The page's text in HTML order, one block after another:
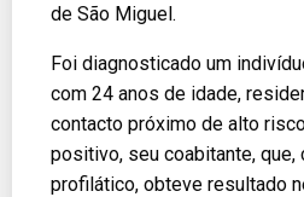
de São Miguel.
Foi diagnosticado um
com 24 anos de idade,
contacto próximo de alto
positivo, seu coabitante,
profilático, obteve resultado